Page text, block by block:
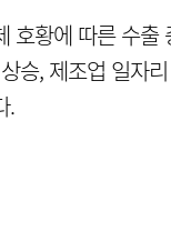
호황에 따른 수
승, 제조업 일자
.